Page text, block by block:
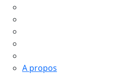
A propos